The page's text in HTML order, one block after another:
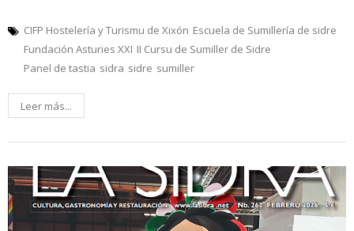
CIFP Hostelería y Turismu de Xixón Escuela de Sumillería de sidre
Fundación Asturies XXI II Cursu de Sumiller de Sidre
Panel de tastia sidra sidre sumiller
Leer más...